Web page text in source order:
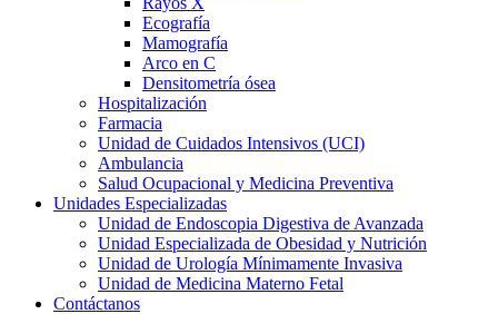
Ecografía
Mamografía
Arco en C
Densitometría ósea
Hospitalización
Farmacia
Unidad de Cuidados Intensivos (UCI)
Ambulancia
Salud Ocupacional y Medicina Preventiva
Unidades Especializadas
Unidad de Endoscopia Digestiva de Avanzada
Unidad Especializada de Obesidad y Nutrición
Unidad de Urología Mínimamente Invasiva
Unidad de Medicina Materno Fetal
Contáctanos